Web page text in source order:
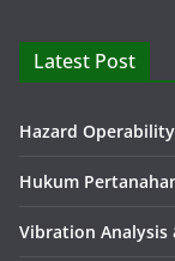
Latest Post
Hazard Operability
Hukum
Vibration Analysis